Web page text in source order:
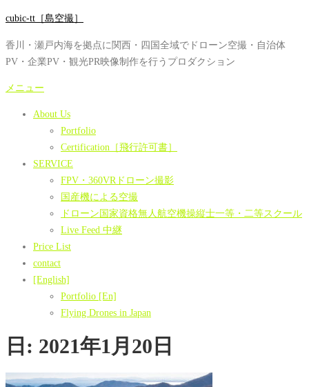
コ
テ
ン
ツ
cubic-tt［島空撮］
香川・瀬戸内海を拠点に関西・四国全域でドローン空撮・自治体
PV・企業PV・観光PR映像制作を行うプロダクション
メニュー
About Us
Portfolio
Certification［飛行許可書］
SERVICE
FPV・360VRドローン撮影
国産機による空撮
ドローン国家資格無人航空機操縦士一等・二等スクール
Live Feed 中継
Price List
contact
[English]
Portfolio [En]
Flying Drones in Japan
日: 2021年1月20日